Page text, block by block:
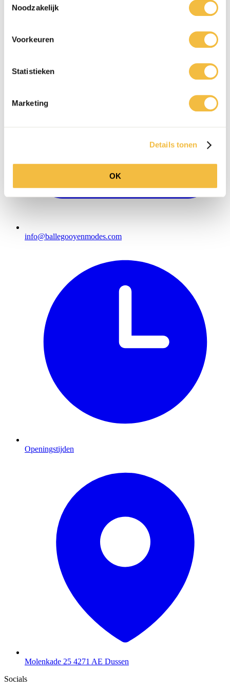
Noodzakelijk
Voorkeuren
Statistieken
Marketing
Details tonen
OK
0416 - 39 12 30
info@ballegooyenmodes.com
Openingstijden
Molenkade 25 4271 AE Dussen
Socials